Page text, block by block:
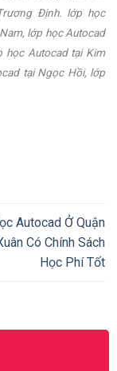
Định. lớp học
lớp học Autocad
học Autocad tại Kim
tại Ngọc Hồi, lớp
Autocad Ở Quận
Có Chính Sách
Học Phí Tốt